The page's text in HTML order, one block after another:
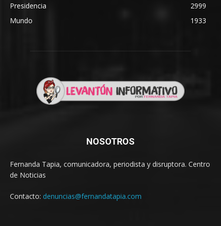
Presidencia
2999
Mundo
1933
NOSOTROS
Fernanda Tapia, comunicadora, periodista y disruptora. Centro
de Noticias
Contacto: denuncias@fernandatapia.com